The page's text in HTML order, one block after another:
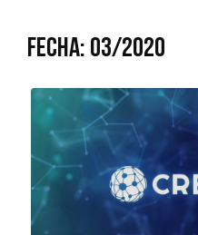
FECHA: 03/2020